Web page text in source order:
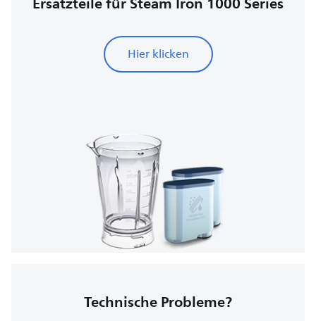
Hier klicken
Technische Probleme?